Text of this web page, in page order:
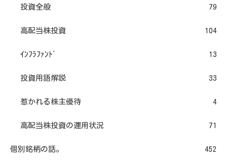
投資全般 79
高配当株投資 104
ｲﾝﾌﾗﾌｧﾝﾄﾞ 13
投資用語解説 33
惹かれる株主優待 4
高配当株投資の運用状況 71
個別銘柄の話。 452